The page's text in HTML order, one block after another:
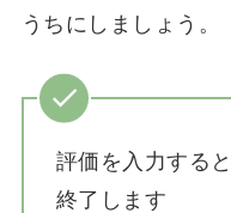
うちにしましょう。
評価を入力する
終了します